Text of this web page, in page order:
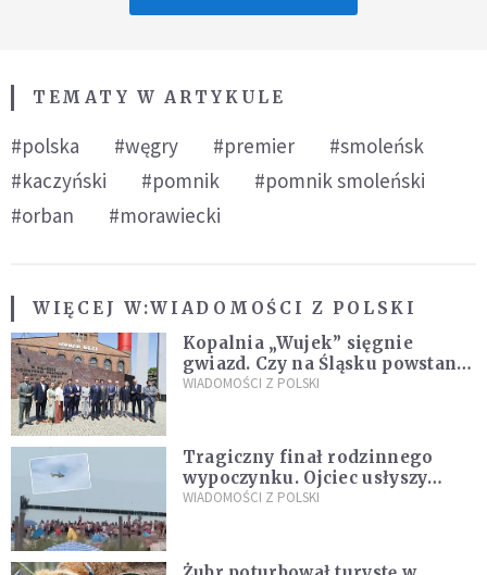
TEMATY W ARTYKULE
#polska #węgry #premier
#smoleńsk
#kaczyński
#pomnik
#pomnik smoleński
#orban
#morawiecki
WIĘCEJ W:WIADOMOŚCI Z POLSKI
Kopalnia „Wujek” sięgnie
gwiazd. Czy na Śląsku powstanie
„Dolina Krzemowa”?
WIADOMOŚCI Z POLSKI
Tragiczny finał rodzinnego
wypoczynku. Ojciec usłyszy
zarzuty
WIADOMOŚCI Z POLSKI